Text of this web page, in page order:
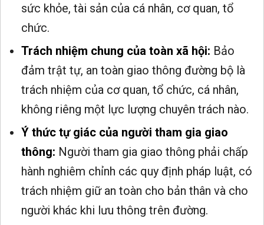
sức khỏe, tài sản của cá nhân, cơ quan, tổ
chức.
Trách nhiệm chung của toàn xã hội: Bảo
đảm trật tự, an toàn giao thông đường bộ là
trách nhiệm của cơ quan, tổ chức, cá nhân,
không riêng một lực lượng chuyên trách nào.
Ý thức tự giác của người tham gia giao
thông: Người tham gia giao thông phải chấp
hành nghiêm chỉnh các quy định pháp luật, có
trách nhiệm giữ an toàn cho bản thân và cho
người khác khi lưu thông trên đường.